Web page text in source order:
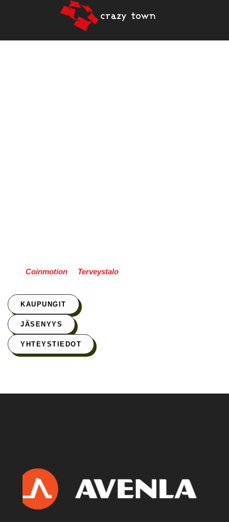
Coinmotion Terveystalo
KAUPUNGIT
JÄSENYYS
YHTEYSTIEDOT